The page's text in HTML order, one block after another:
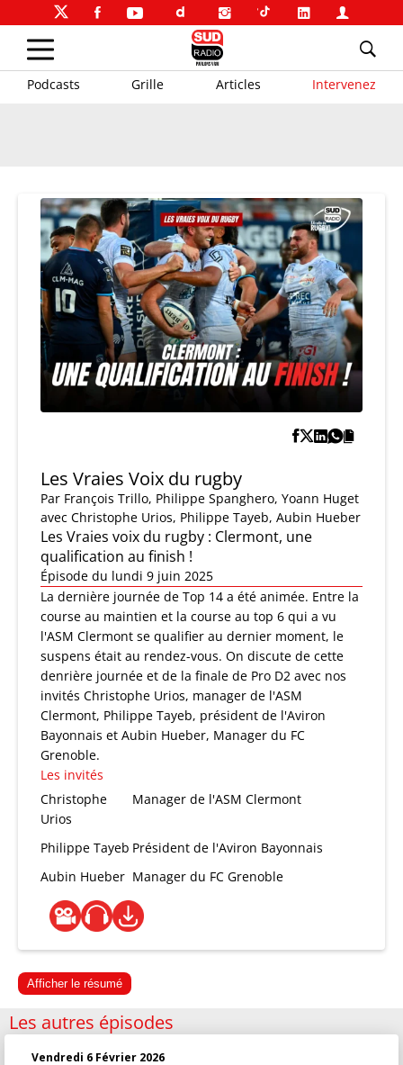
Podcasts Grille Articles Intervenez
Les Vraies Voix du rugby
Par François Trillo, Philippe Spanghero, Yoann Huget
avec Christophe Urios, Philippe Tayeb, Aubin Hueber
Les Vraies voix du rugby : Clermont, une
qualification au finish !
Épisode du lundi 9 juin 2025
La dernière journée de Top 14 a été animée. Entre la
course au maintien et la course au top 6 qui a vu
l'ASM Clermont se qualifier au dernier moment, le
suspens était au rendez-vous. On discute de cette
denrière journée et de la finale de Pro D2 avec nos
invités Christophe Urios, manager de l'ASM
Clermont, Philippe Tayeb, président de l'Aviron
Bayonnais et Aubin Hueber, Manager du FC
Grenoble.
Les invités
Christophe
Urios
Manager de l'ASM Clermont
Philippe Tayeb Président de l'Aviron Bayonnais
Aubin Hueber Manager du FC Grenoble
Afficher le résumé
Les autres épisodes
Vendredi 6 Février 2026